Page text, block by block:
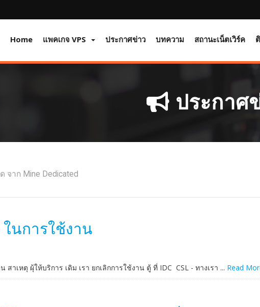
Home แพคเกจ VPS ประกาศข่าว บทความ สถานะเน็ตเวิร์ค
ประกาศ
จาก Mine Dedicated
ในการใช้งาน
สาเหตุ ผุ้ให้บริการ เดิม เรา ยกเลิกการใช้งาน ตู้ ที่ IDC CSL - ทางเรา ... Read